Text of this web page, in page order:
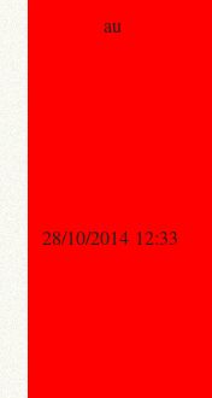
au
28/10/2014 12:33